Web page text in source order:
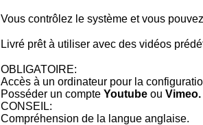
Vous contrôlez le système et vous
Livré prêt à utiliser avec des vidéos
OBLIGATOIRE:
Accès à un ordinateur pour la
Posséder un compte Youtube ou Vimeo.
CONSEIL:
Compréhension de la langue anglaise.